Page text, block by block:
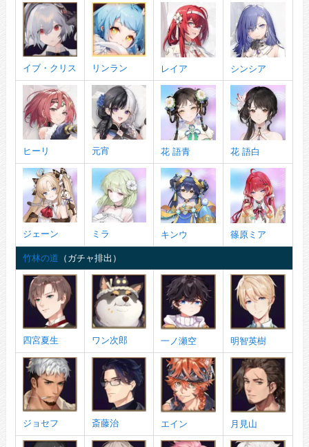
イブ・クリス リンラン レイア シンシア
ヒーリ 元宵 花 語青 花 語白
ジェーン ミラ キンウ 篠原ミア
竹林の道 （ガチャ排出）
四宮夏生 ワン次郎 一ノ瀬空 明智英樹
ジョセフ 斎藤治 エイン 月見山